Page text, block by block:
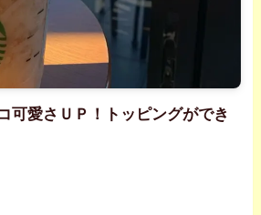
可愛さＵＰ！トッピングができ